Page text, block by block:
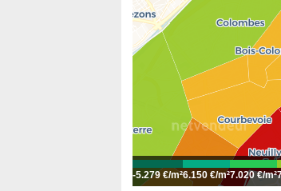
-5.279 €/m²6.150 €/m²7.020 €/m²